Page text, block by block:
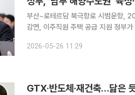
부산~로테르담 북극항로 시범운항,
감면, 이주직원 주택 공급 지원 정부가 북극항로 시대를 앞두고 부산·울산·경남을 아우르는 ‘남부 해
한~유럽 정기항로 개설을 목표로 단
2026-05-26 11:29
GTX·반도체·재건축…닮은